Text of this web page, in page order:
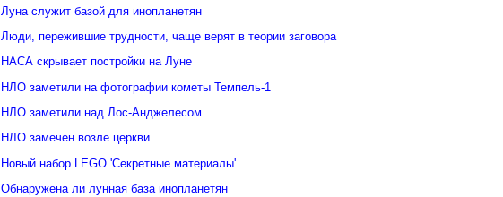
Луна служит базой для инопланетян
Люди, пережившие трудности, чаще верят в теории заговора
НАСА скрывает постройки на Луне
НЛО заметили на фотографии кометы Темпель-1
НЛО заметили над Лос-Анджелесом
НЛО замечен возле церкви
Новый набор LEGO 'Секретные материалы'
Обнаружена ли лунная база инопланетян